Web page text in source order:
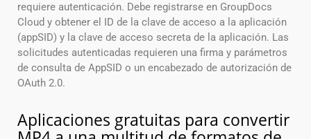
requiere autenticación. Debe registrarse en GroupDocs
Cloud y obtener el ID de la clave de acceso a la aplicación
(appSID) y la clave de acceso secreta de la aplicación. Las
solicitudes autenticadas requieren una firma y parámetros
de consulta de AppSID o un encabezado de autorización de
OAuth 2.0.
Aplicaciones gratuitas para convertir